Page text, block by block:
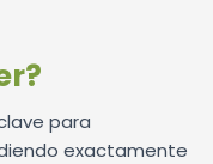
para
exactamente